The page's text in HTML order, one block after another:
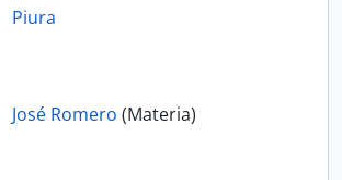
Piura
José Romero (Materia)